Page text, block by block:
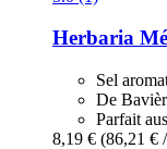
Herbaria
Sel
De
Parfait
8,19 € (86,21 €